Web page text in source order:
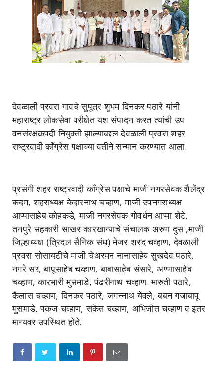
देवळाली प्रवरा गावचे सुपूत्र शुभम दिनकर पठारे यांनी
महाराष्ट्र लोकसेवा परीक्षेत यश संपादन करत त्यांची उप
वनसंरक्षकपदी नियुक्ती झाल्याबद्दल देवळाली प्रवरा शहर
राष्ट्रवादी काँग्रेस पक्षाच्या वतीने सन्मान करण्यात आला.
प्रसंगी शहर राष्ट्रवादी काँग्रेस पक्षाचे माजी नगरसेवक शैलेंद्र
कदम, शहराध्यक्ष केदारनाथ चव्हाण, माजी उपनगराध्यक्ष
आप्पासाहेब कोहकडे, माजी नगरसेवक गोवर्धन आप्पा शेटे,
तनपुरे सहकारी साखर कारखान्याचे संचालक अरुण दुस ,माजी
जिल्हाध्यक्ष (त्रिदल सैनिक संघ) मेजर शरद चव्हाण, देवळाली
प्रवरा सोसायटीचे माजी चेअरमन नानासाहेब सुखदेव पठारे,
नगरे सर, बापूसाहेब चव्हाण, बाबासाहेब संसारे, अण्णासाहेब
चव्हाण, कारभारी मुसमाडे, पंढरीनाथ चव्हाण, मारुती पठारे,
कैलास चव्हाण, दिनकर पठारे, जगन्नाथ येवले, बबन गजाबापू
मुसमाडे, पंकज चव्हाण, संकेत चव्हाण, अभिजीत चव्हाण व इतर
मान्यवर उपस्थित होते.